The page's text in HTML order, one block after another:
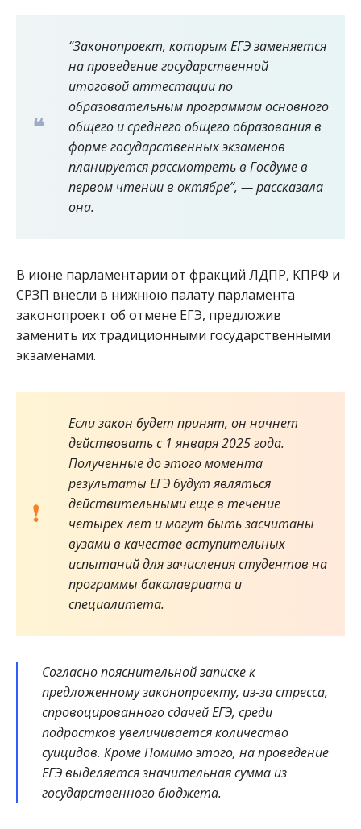
“Законопроект, которым ЕГЭ заменяется
на проведение государственной
итоговой аттестации по
образовательным программам основного
общего и среднего общего образования в
форме государственных экзаменов
планируется рассмотреть в Госдуме в
первом чтении в октябре”, — рассказала
она.
В июне парламентарии от фракций ЛДПР, КПРФ и
СРЗП внесли в нижнюю палату парламента
законопроект об отмене ЕГЭ, предложив
заменить их традиционными государственными
экзаменами.
Если закон будет принят, он начнет
действовать с 1 января 2025 года.
Полученные до этого момента
результаты ЕГЭ будут являться
действительными еще в течение
четырех лет и могут быть засчитаны
вузами в качестве вступительных
испытаний для зачисления студентов на
программы бакалавриата и
специалитета.
Согласно пояснительной записке к
предложенному законопроекту, из-за стресса,
спровоцированного сдачей ЕГЭ, среди
подростков увеличивается количество
суицидов. Кроме Помимо этого, на проведение
ЕГЭ выделяется значительная сумма из
государственного бюджета.